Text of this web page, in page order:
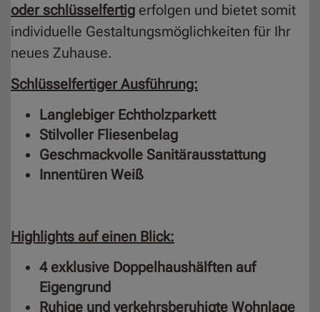
oder schlüsselfertig erfolgen und bietet somit
individuelle Gestaltungsmöglichkeiten für Ihr
neues Zuhause.
Schlüsselfertiger Ausführung:
Langlebiger Echtholzparkett
Stilvoller Fliesenbelag
Geschmackvolle Sanitärausstattung
Innentüren Weiß
Highlights auf einen Blick:
4 exklusive Doppelhaushälften auf
Eigengrund
Ruhige und verkehrsberuhigte Wohnlage